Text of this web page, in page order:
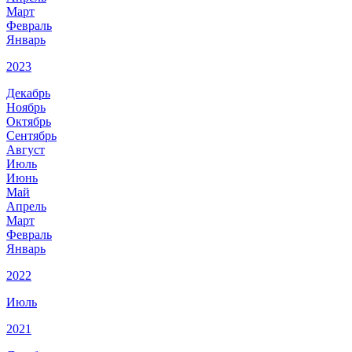
Март
Февраль
Январь
2023
Декабрь
Ноябрь
Октябрь
Сентябрь
Август
Июль
Июнь
Май
Апрель
Март
Февраль
Январь
2022
Июль
2021